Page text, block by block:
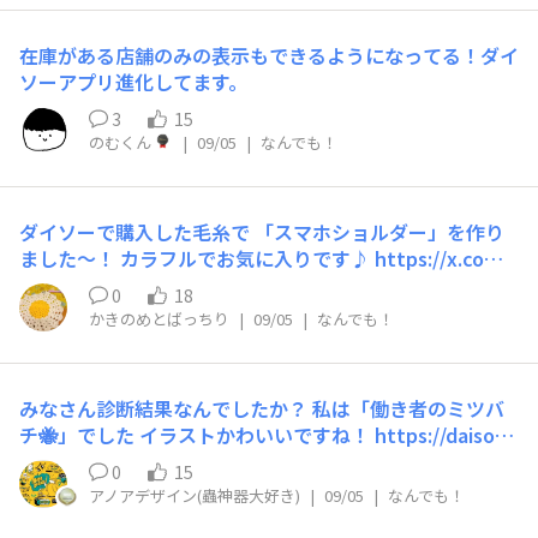
在庫がある店舗のみの表示もできるようになってる！ダイ
ソーアプリ進化してます。
3 15
のむくん | 09/05 | なんでも！
ダイソーで購入した毛糸で 「スマホショルダー」を作り
ました～！ カラフルでお気に入りです♪ https://x.com/f
eltyfelton0 18
かきのめとばっちり | 09/05 | なんでも！
みなさん診断結果なんでしたか？ 私は「働き者のミツバ
チ🐝」でした イラストかわいいですね！ https://daiso-c
ommunity.daisojapan.com/announcements/bczasz7uf
ehjfvud
0 15
アノアデザイン(蟲神器大好き) | 09/05 | なんでも！